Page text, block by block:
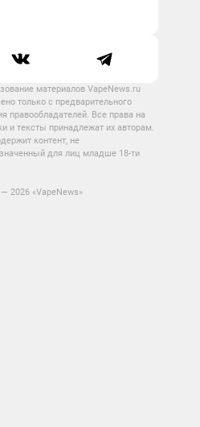
материалов VapeNews.ru
только с предварительного
правообладателей. Все права на
и тексты принадлежат их авторам.
контент, не
для лиц младше 18-ти
2026 «VapeNews»